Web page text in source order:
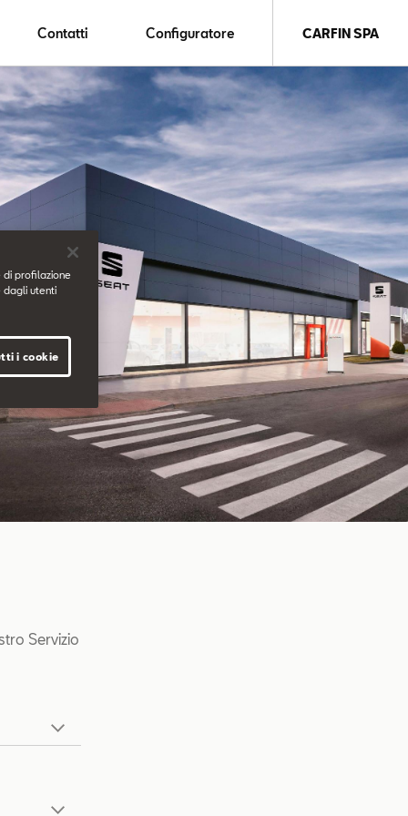
Contatti Configuratore CARFIN SPA
Servizio
di profilazione
dagli utenti
i cookie